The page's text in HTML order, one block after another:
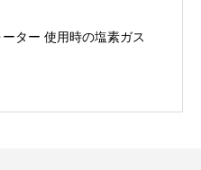
ーター 使用時の塩素ガス